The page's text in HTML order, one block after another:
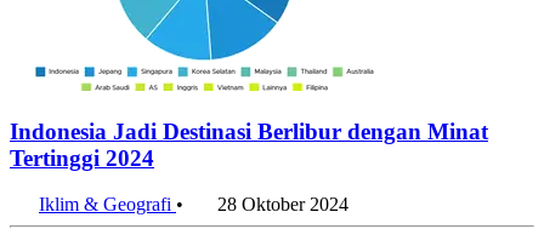
Indonesia Jadi Destinasi Berlibur dengan Minat
Tertinggi 2024